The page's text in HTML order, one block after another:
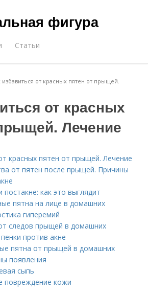
фигура
Статьи
избавиться от красных пятен от прыщей.
от красных
Лечение
красных пятен от прыщей. Лечение
от пятен после прыщей. Причины
постакне: как это выглядит
пятна на лице в домашних
гиперемий
следов прыщей в домашних
против акне
пятна от прыщей в домашних
появления
сыпь
повреждение кожи